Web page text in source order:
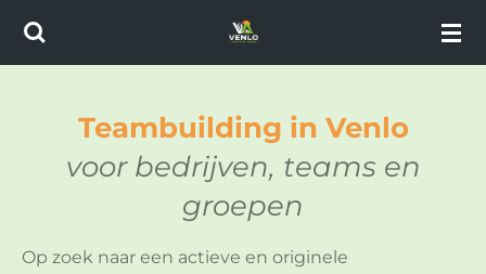
Ga
Teambuilding in Venlo
voor bedrijven, teams en
groepen
Op zoek naar een actieve en originele